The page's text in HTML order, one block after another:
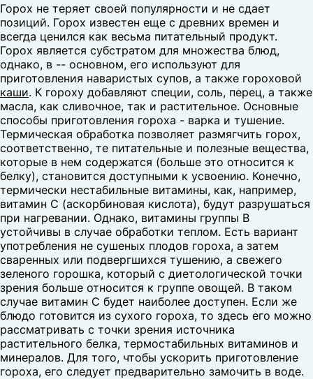
Горох не теряет своей популярности и не сдает
позиций. Горох известен еще с древних времен и
всегда ценился как весьма питательный продукт.
Горох является субстратом для множества блюд,
однако, в -- основном, его используют для
приготовления наваристых супов, а также гороховой
каши. К гороху добавляют специи, соль, перец, а также
масла, как сливочное, так и растительное. Основные
способы приготовления гороха - варка и тушение.
Термическая обработка позволяет размягчить горох,
соответственно, те питательные и полезные вещества,
которые в нем содержатся (больше это относится к
белку), становится доступными к усвоению. Конечно,
термически нестабильные витамины, как, например,
витамин С (аскорбиновая кислота), будут разрушаться
при нагревании. Однако, витамины группы В
устойчивы в случае обработки теплом. Есть вариант
употребления не сушеных плодов гороха, а затем
сваренных или подвергшихся тушению, а свежего
зеленого горошка, который с диетологической точки
зрения больше относится к группе овощей. В таком
случае витамин С будет наиболее доступен. Если же
блюдо готовится из сухого гороха, то здесь его можно
рассматривать с точки зрения источника
растительного белка, термостабильных витаминов и
минералов. Для того, чтобы ускорить приготовление
гороха, его следует предварительно замочить в воде.